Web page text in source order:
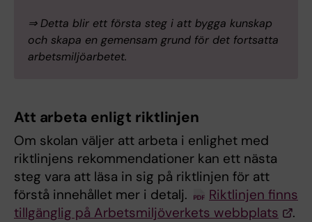
⇒ Detta blir ett första steg i att bygga kunskap
och skapa en gemensam grund för det fortsatta
arbetsmiljöarbetet.
Att arbeta enligt riktlinjen
Om skolan väljer att arbeta i enlighet med
riktlinjens rekommendationer kan ett nästa
steg vara att läsa in sig på riktlinjen för att
förstå innehållet mer i detalj.
Riktlinjen finns
tillgänglig på Arbetsmiljöverkets webbplats
.